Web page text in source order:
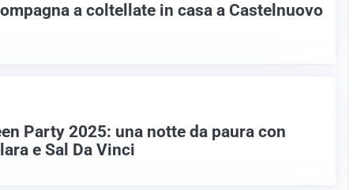
a coltellate in casa a Castelnuovo
Party 2025: una notte da paura con
e Sal Da Vinci